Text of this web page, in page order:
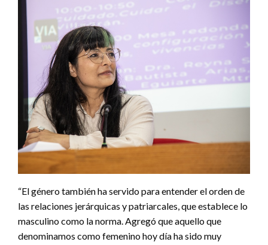
“El género también ha servido para entender el orden de
las relaciones jerárquicas y patriarcales, que establece lo
masculino como la norma. Agregó que aquello que
denominamos como femenino hoy día ha sido muy